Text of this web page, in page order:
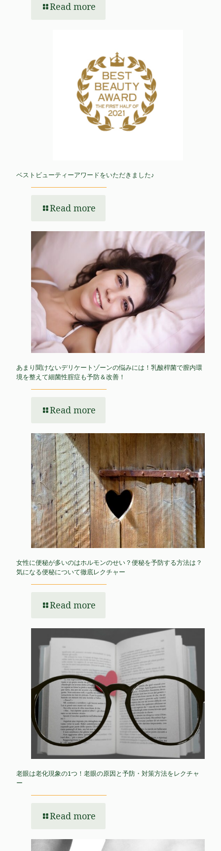
Read more
ベストビューティーアワードをいただきました♪
Read more
あまり聞けないデリケートゾーンの悩みには！乳酸桿菌で膣内環
境を整えて細菌性腟症も予防＆改善！
Read more
女性に便秘が多いのはホルモンのせい？便秘を予防する方法は？
気になる便秘について徹底レクチャー
Read more
老眼は老化現象の1つ！老眼の原因と予防・対策方法をレクチャ
ー
Read more